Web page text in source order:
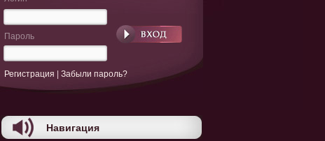
Пароль
Регистрация Забыли пароль?
Навигация